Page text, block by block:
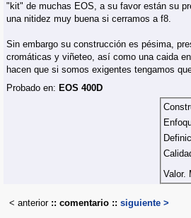
"kit" de muchas EOS, a su favor están su
una nitidez muy buena si cerramos a f8.
Sin embargo su construcción es pésima,
cromáticas y viñeteo, así como una caida
hacen que si somos exigentes tengamos
Probado en: EOS 400D
Valor.
< anterior:: comentario :: siguiente >